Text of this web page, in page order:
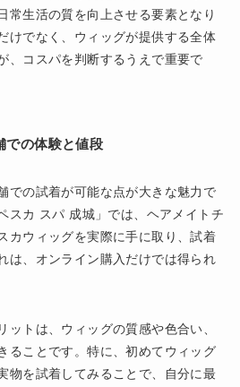
常生活の質を向上させる要素となり
けでなく、ウィッグが提供する全体
、コスパを判断するうえで重要で
での体験と値段
での試着が可能な点が大きな魅力で
スカ スパ 成城」では、ヘアメイトチ
カウィッグを実際に手に取り、試着
は、オンライン購入だけでは得られ
ットは、ウィッグの質感や色合い、
ることです。特に、初めてウィッグ
物を試着してみることで、自分に最